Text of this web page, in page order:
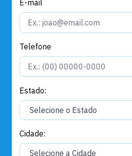
E-mail
Telefone
Estado:
Cidade: